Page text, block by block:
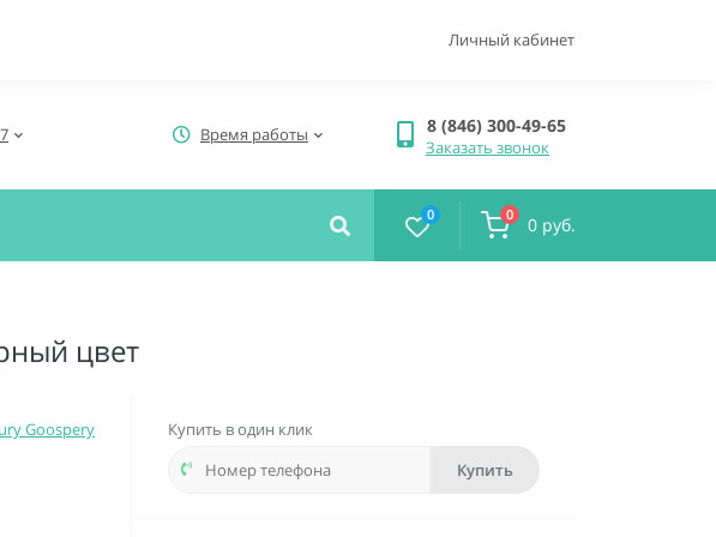
Личный кабинет
Время работы 8 (846) 300-49-65
Заказать звонок
0 0 0 руб.
цвет
Goospery
Купить в один клик
Купить